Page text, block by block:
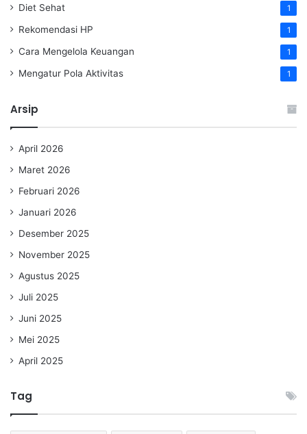
Diet Sehat 1
Rekomendasi HP 1
Cara Mengelola Keuangan 1
Mengatur Pola Aktivitas 1
Arsip
April 2026
Maret 2026
Februari 2026
Januari 2026
Desember 2025
November 2025
Agustus 2025
Juli 2025
Juni 2025
Mei 2025
April 2025
Tag